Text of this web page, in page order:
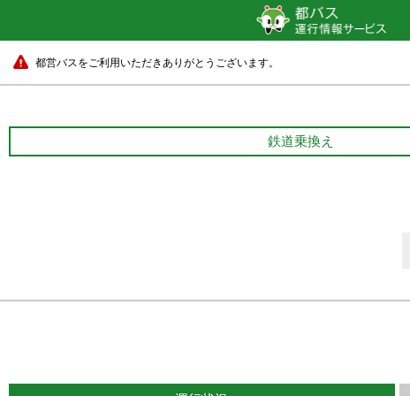
都営バスをご利用いただきありがとうございます。
鉄道乗換え